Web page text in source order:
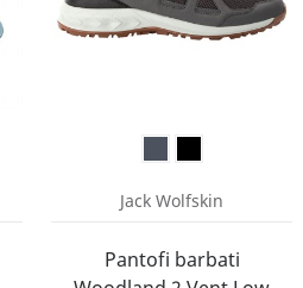
Jack Wolfskin
Pantofi barbati